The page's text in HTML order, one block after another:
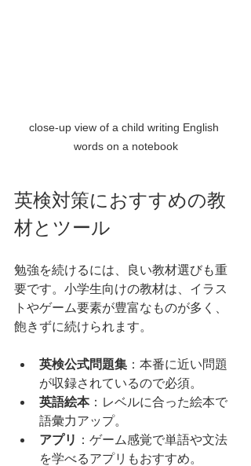
close-up view of a child writing English
words on a notebook
英検対策におすすめの教
材とツール
勉強を続けるには、良い教材選びも重
要です。小学生向けの教材は、イラス
トやゲーム要素が豊富なものが多く、
飽きずに続けられます。
英検公式問題集 ：本番に近い問題
が収録されているので必須。
英語絵本：レベルに合った絵本で
語彙力アップ。
アプリ ：ゲーム感覚で単語や文法
を学べるアプリもおすすめ。